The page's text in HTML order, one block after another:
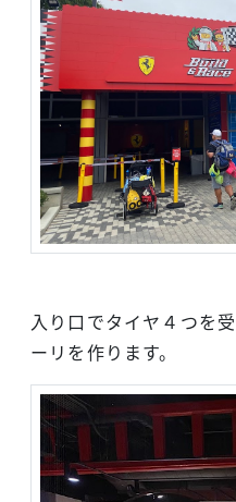
入り口でタイヤ４つを
ーリを作ります。